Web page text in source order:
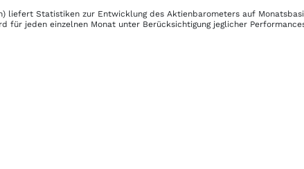
liefert Statistiken zur Entwicklung des Aktienbarometers auf
für jeden einzelnen Monat unter Berücksichtigung jeglicher